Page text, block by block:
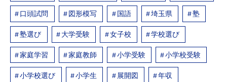
口頭試問 図形模写 国語 埼玉県 塾
塾選び 大学受験 女子校 学校選び
家庭学習 家庭教師 小学受験 小学校受験
小学校選び 小学生 展開図 年収